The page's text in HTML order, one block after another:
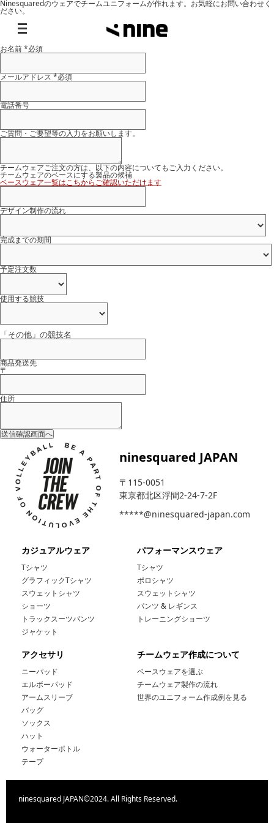
Ninesquaredのウェアでチームユニフォームが作れます。お気軽にお問い合わせく
ださい。
ご注文・お問合せフォーム
お名前*必須
メールアドレス*必須
電話番号
ご質問・ご要望等の入力をお願いします。
チームウェアご注文の方は、以下の内容についてもご入力ください。
チームウェアのベースにする製品の候補
ベースウェア一覧はこちからご確認いただけます
デザイン制作の流れ
完成までの期間
予定注文数
使用する競技
「その他」の競技名
商品発送先
〒
住所
送信確認画面へ
ninesquared JAPAN
〒115-0051
東京都北区浮間2-24-7-2F
*****@ninesquared-japan.com
カジュアルウェア
Tシャツ
グラフィックTシャツ
スウェットシャツ
ショーツ
トラックスーツパンツ
ジャケット
パフォーマンスウェア
Tシャツ
ポロシャツ
スウェットシャツ
パンツ & レギンス
トレーニングショーツ
アクセサリ
ニーパッド
エルボーパッド
アームスリーブ
バッグ
ソックス
ハット
ウォーターボトル
テープ
チームウェア作成について
ベースウェアを選ぶ
チームウェア製作の流れ
世界のユニフォーム作成例を見る
ninesquared JAPAN©2024. All Rights Reserved.